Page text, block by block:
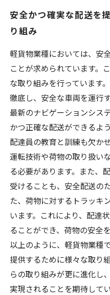
安全かつ確実な配送を
り組み
軽貨物業種においては、安
ことが求められています。
な取り組みを行っています
徹底し、安全な車両を運行
最新のナビゲーションシス
かつ正確な配送ができるよ
配達員の教育と訓練も欠か
運転技術や荷物の取り扱い
る必要があります。また、
受けることも、安全配送の
た、荷物に対するトラッキ
います。これにより、配達
ることができ、荷物の安全
以上のように、軽貨物業種
提供するために様々な取り
らの取り組みが更に進化し
実現されることを期待してい